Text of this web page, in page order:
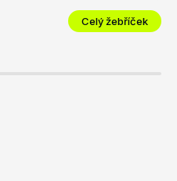
Celý žebříček